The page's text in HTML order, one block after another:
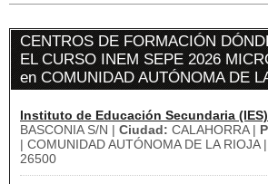
CENTROS DE FORMACIÓN
EL CURSO INEM SEPE 2026
en COMUNIDAD AUTÓNOMA DE
Instituto de Educación Secundaria
BASCONIA S/N | Ciudad: CALAHORRA |
| COMUNIDAD AUTÓNOMA DE LA RIOJA |
26500